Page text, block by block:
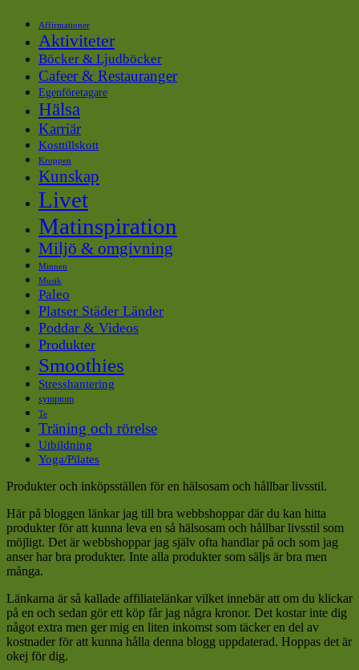
Affirmationer
Aktiviteter
Böcker & Ljudböcker
Cafeer & Restauranger
Egenföretagare
Hälsa
Karriär
Kosttillskott
Kroppen
Kunskap
Livet
Matinspiration
Miljö & omgivning
Minnen
Musik
Paleo
Platser Städer Länder
Poddar & Videos
Produkter
Smoothies
Stresshantering
symptom
Te
Träning och rörelse
Utbildning
Yoga/Pilates
Produkter och inköpsställen för en hälsosam och hållbar livsstil.
Här på bloggen länkar jag till bra webbshoppar där du kan hitta
produkter för att kunna leva en så hälsosam och hållbar livsstil som
möjligt. Det är webbshoppar jag själv ofta handlar på och som jag
anser har bra produkter. Inte alla produkter som säljs är bra men
många.
Länkarna är så kallade affiliatelänkar vilket innebär att om du klickar
på en och sedan gör ett köp får jag några kronor. Det kostar inte dig
något extra men ger mig en liten inkomst som täcker en del av
kostnader för att kunna hålla denna blogg uppdaterad. Hoppas det är
okej för dig.